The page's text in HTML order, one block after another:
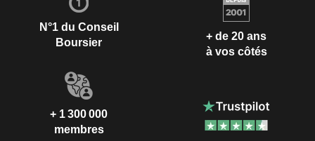
N°1 du Conseil
Boursier
+ de 20 ans
à vos côtés
+ 1 300 000
membres